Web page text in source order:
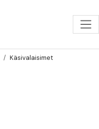
Käsivalaisimet